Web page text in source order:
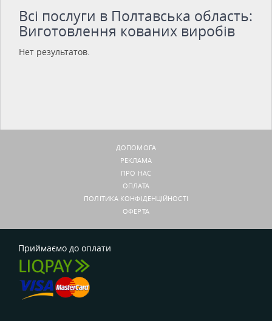
Всі послуги в Полтавська область:
Виготовлення кованих виробів
Нет результатов.
ДОПОМОГА
РЕКЛАМА
ПРО НАС
ОПЛАТА
ПОЛІТИКА КОНФІДЕНЦІЙНОСТІ
ОФЕРТА
Приймаємо до оплати